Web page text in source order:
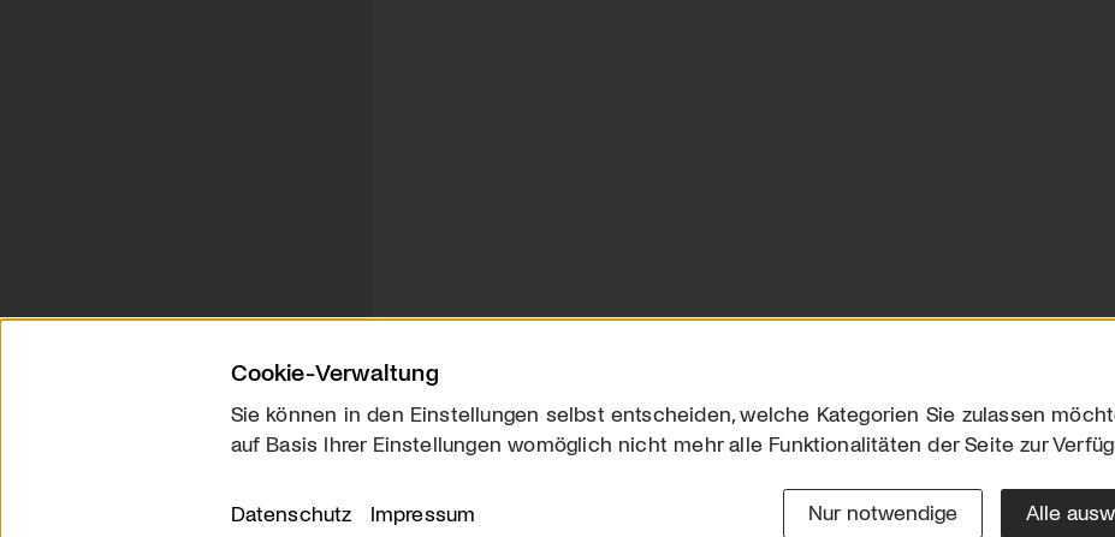
Über uns
Downloads
Impressum
Cookie-Verwaltung
Sie können in den Einstellungen selbst entscheiden, welche Kategorien Sie zulassen
auf Basis Ihrer Einstellungen womöglich nicht mehr alle Funktionalitäten der Seite zur
Datenschutz Impressum Nur notwendige Alle